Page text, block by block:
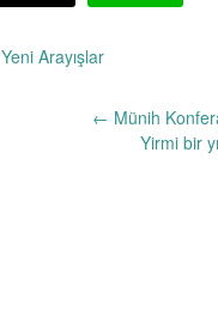
Yeni Arayışlar
← Münih
Yirmi bir